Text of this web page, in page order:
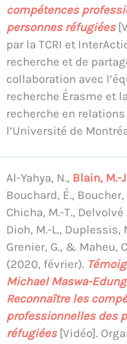
compétences
personnes réfugiées
par la TCRI et
recherche et de
collaboration avec
recherche Érasme et
recherche en
l’Université de
Al-Yahya, N., Blain, M.-
Bouchard, É., Boucher,
Chicha, M.-T., Delvolvé
Dioh, M.-L., Duplessis,
Grenier, G., & Maheu,
(2020, février).
Michael Maswa-
Reconnaître les
professionnelles des
réfugiées[Vidéo].